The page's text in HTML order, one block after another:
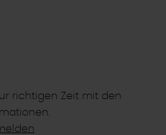
richtigen Zeit mit den